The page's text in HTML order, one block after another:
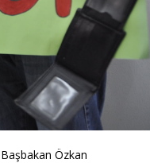
Özkan